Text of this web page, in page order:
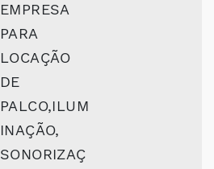
EMPRESA
PARA
LOCAÇÃO
DE
PALCO,ILUM
INAÇÃO,
SONORIZAÇ